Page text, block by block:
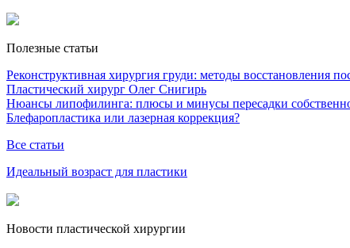
Полезные статьи
Реконструктивная хирургия груди: методы восстановления
Пластический хирург Олег Снигирь
Нюансы липофилинга: плюсы и минусы пересадки
Блефаропластика или лазерная коррекция?
Все статьи
Идеальный возраст для пластики
Новости пластической хирургии